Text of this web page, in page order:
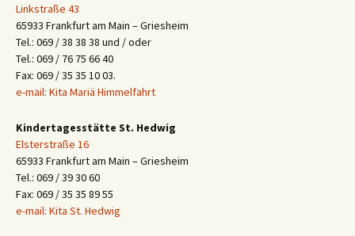
Linkstraße 43
65933 Frankfurt am Main – Griesheim
Tel.: 069 / 38 38 38 und / oder
Tel.: 069 / 76 75 66 40
Fax: 069 / 35 35 10 03.
e-mail: Kita Mariä Himmelfahrt
Kindertagesstätte St. Hedwig
Elsterstraße 16
65933 Frankfurt am Main – Griesheim
Tel.: 069 / 39 30 60
Fax: 069 / 35 35 89 55
e-mail: Kita St. Hedwig